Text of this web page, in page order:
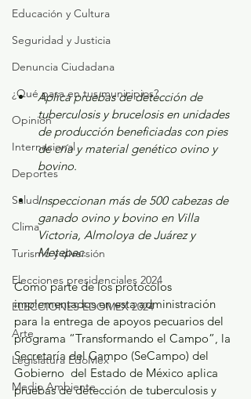
Educación y Cultura
Seguridad y Justicia
Denuncia Ciudadana
¿Qué pasa en tus municipios?
Opinión
Internacional
Deportes
Salud
Clima
Turismo y diversión
Elecciones presidenciales 2024
ELECCIONES EDOMEX 2024
Arte
Legislatura EdoMéx
Medio Ambiente
Aplica pruebas de detección de
tuberculosis y brucelosis en unidades
de producción beneficiadas con pies
de cría y material genético ovino y
bovino.
Inspeccionan más de 500 cabezas de
ganado ovino y bovino en Villa
Victoria, Almoloya de Juárez y
Metepec.
Como parte de los protocolos
implementados en esta administración
para la entrega de apoyos pecuarios del
programa “Transformando el Campo”, la
Secretaría del Campo (SeCampo) del
Gobierno  del Estado de México aplica
pruebas de detección de tuberculosis y